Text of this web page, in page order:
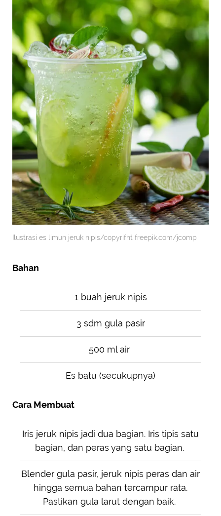
Ilustrasi es limun jeruk nipis/copyrifht freepik.com/jcomp
Bahan
1 buah jeruk nipis
3 sdm gula pasir
500 ml air
Es batu (secukupnya)
Cara Membuat
Iris jeruk nipis jadi dua bagian. Iris tipis satu
bagian, dan peras yang satu bagian.
Blender gula pasir, jeruk nipis peras dan air
hingga semua bahan tercampur rata.
Pastikan gula larut dengan baik.